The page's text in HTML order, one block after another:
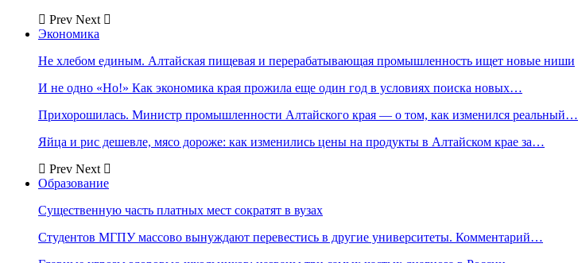
Prev Next
Экономика
Не хлебом единым. Алтайская пищевая и перерабатывающая промышленность ищет новые ниши
И не одно «Но!» Как экономика края прожила еще один год в условиях поиска новых…
Прихорошилась. Министр промышленности Алтайского края — о том, как изменился реальный…
Яйца и рис дешевле, мясо дороже: как изменились цены на продукты в Алтайском крае за…
Prev Next
Образование
Существенную часть платных мест сократят в вузах
Студентов МГПУ массово вынуждают перевестись в другие университеты. Комментарий…